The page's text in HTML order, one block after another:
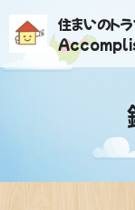
住まいの